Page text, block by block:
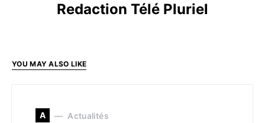
Redaction Télé Pluriel
YOU MAY ALSO LIKE
A Actualités